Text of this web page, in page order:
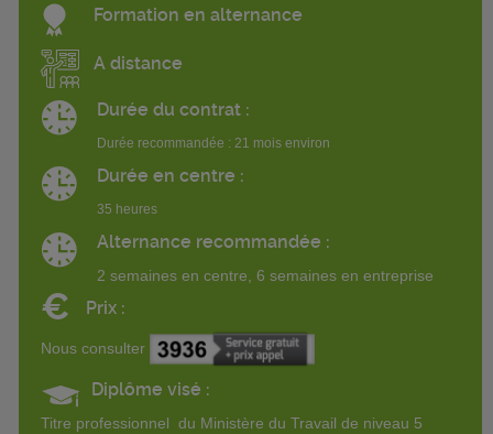
Formation en alternance
A distance
Durée du contrat :
Durée recommandée : 21 mois environ
Durée en centre :
35 heures
Alternance recommandée :
2 semaines en centre, 6 semaines en entreprise
€ Prix :
Nous consulter
Diplôme visé :
Titre professionnel du Ministère du Travail de niveau 5